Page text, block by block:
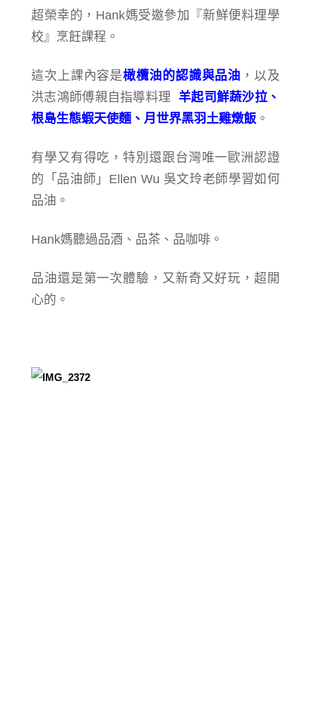
超榮幸的，Hank媽受邀參加『新鮮便料理學
校』烹飪課程。
這次上課內容是橄欖油的認識與品油 ，以及
洪志鴻師傅親自指導料理 羊起司鮮蔬沙拉、
根島生態蝦天使麵、月世界黑羽土雞燉飯 。
有學又有得吃，特別還跟台灣唯一歐洲認證
的「品油師」Ellen Wu 吳文玲老師學習如何
品油。
Hank媽聽過品酒、品茶、品咖啡。
品油還是第一次體驗，又新奇又好玩，超開
心的。